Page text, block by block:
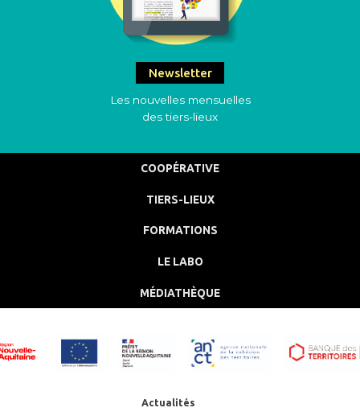
Newsletter
Les nouvelles mensuelles
des tiers-lieux
COOPÉRATIVE
TIERS-LIEUX
FORMATIONS
LE LABO
MÉDIATHÈQUE
Actualités